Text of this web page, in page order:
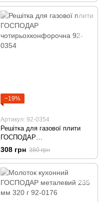
−19%
Артикул: 92-0354
Решітка для газової плити
ГОСПОДАР
чотирьохконфорочна 92-0354
308 грн 380 грн